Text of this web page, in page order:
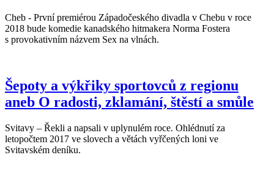
Cheb - První premiérou Západočeského divadla v Chebu v roce
2018 bude komedie kanadského hitmakera Norma Fostera
s provokativním názvem Sex na vlnách.
Šepoty a výkřiky sportovců z regionu
aneb O radosti, zklamání, štěstí a smůle
Svitavy – Řekli a napsali v uplynulém roce. Ohlédnutí za
letopočtem 2017 ve slovech a větách vyřčených loni ve
Svitavském deníku.